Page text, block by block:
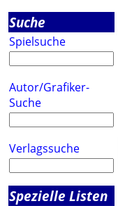
Suche
Spielsuche
Autor/Grafiker-
Suche
Verlagssuche
Spezielle Listen